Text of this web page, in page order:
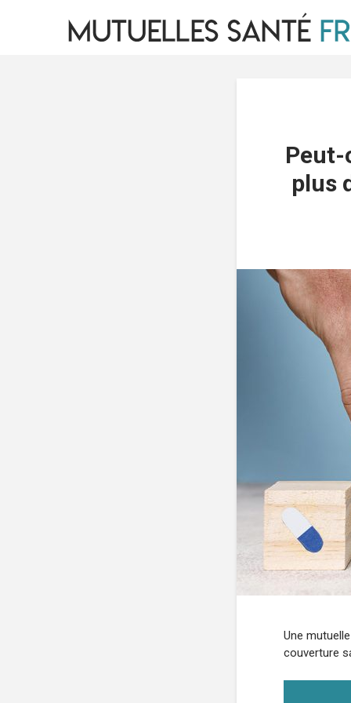
Peut-
plus
Une
couverture